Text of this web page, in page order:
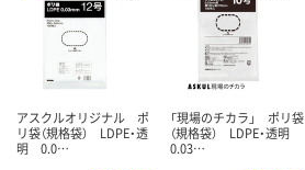
アスクルオリジナル ポ
リ袋（規格袋） LDPE・透
明 0.0…
「現場のチカラ」 ポリ袋
（規格袋） LDPE・透明
0.03…